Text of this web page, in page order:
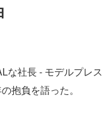
な社長 - モデルプレス
抱負を語った。